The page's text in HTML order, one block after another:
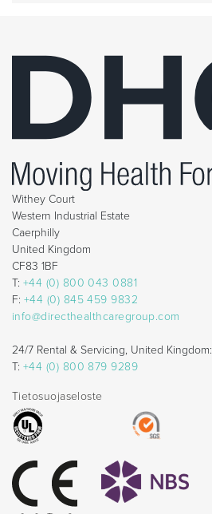
Withey Court
Western Industrial Estate
Caerphilly
United Kingdom
CF83 1BF
T: +44 (0) 800 043 0881
F: +44 (0) 845 459 9832
info@directhealthcaregroup.com
24/7 Rental & Servicing, United Kingdom:
T: +44 (0) 800 879 9289
Tietosuojaseloste